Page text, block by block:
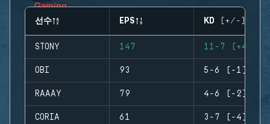
선수 EPS KD (+/-)
STONY 147 11-7 (+4)
OBI 93 5-6 (-1)
RAAAY 79 4-6 (-2)
CORIA 61 3-7 (-4)